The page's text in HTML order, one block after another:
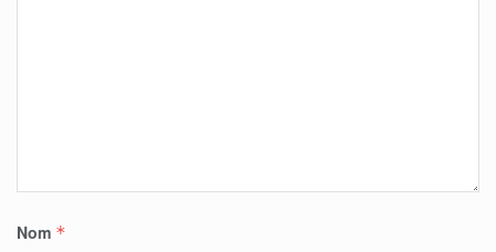
Nom *